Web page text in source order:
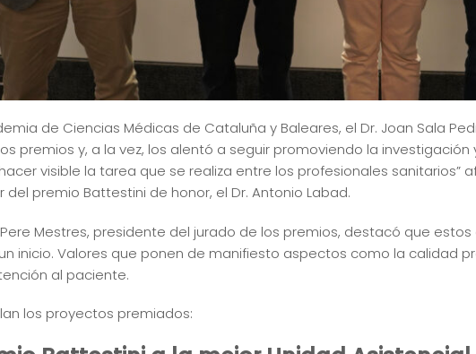
de Ciencias Médicas de Cataluña y Baleares, el Dr. Joan Sala
premios y, a la vez, los alentó a seguir promoviendo la investigación
visible la tarea que se realiza entre los profesionales sanitarios”
premio Battestini de honor, el Dr. Antonio Labad.
Pere Mestres, presidente del jurado de los premios, destacó que
inicio. Valores que ponen de manifiesto aspectos como la calidad
al paciente.
los proyectos premiados: